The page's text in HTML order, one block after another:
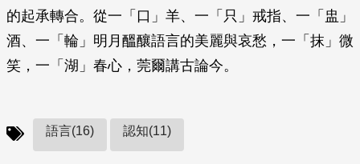
的起承轉合。從一「口」羊、一「只」戒指、一「盅」
酒、一「輪」明月醞釀語言的美麗與哀愁，一「抹」微
笑，一「湖」春心，莞爾講古論今。
語言(16) 認知(11)